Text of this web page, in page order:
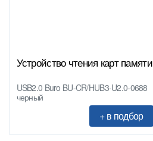
Устройство чтения карт памяти
USB2.0 Buro BU-CR/HUB3-U2.0-0688
черный